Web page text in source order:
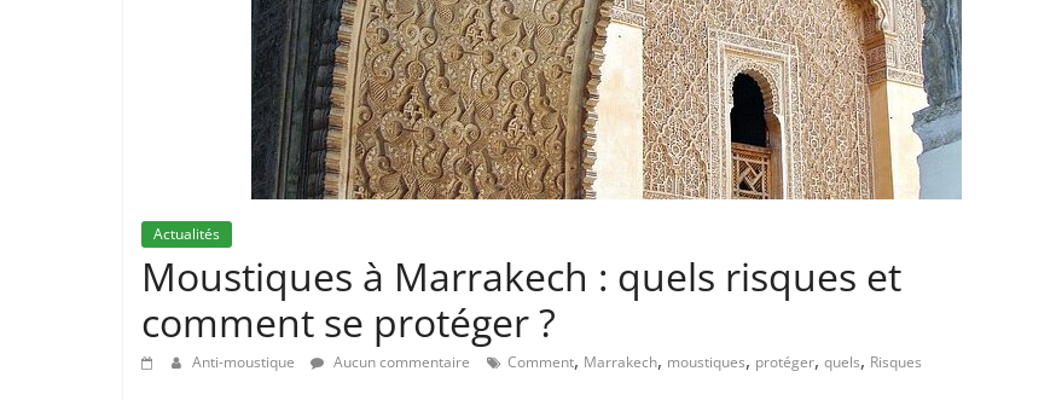
Actualités
Moustiques à Marrakech : quels risques et
comment se protéger ?
Anti-moustique Aucun commentaire Comment, Marrakech, moustiques, protéger, quels, Risques